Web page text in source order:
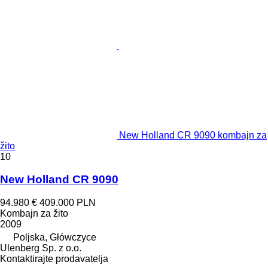
New Holland CR 9090 kombajn za
žito
10
New Holland CR 9090
94.980 € 409.000 PLN
Kombajn za žito
2009
Poljska, Główczyce
Ulenberg Sp. z o.o.
Kontaktirajte prodavatelja